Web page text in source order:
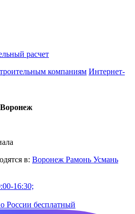
расчет
компаниям Интернет-
Воронеж
в: Воронеж Рамонь Усмань
16:30;
России бесплатный